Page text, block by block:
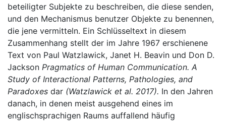
beteiligter Subjekte zu beschreiben, die diese senden,
und den Mechanismus benutzer Objekte zu benennen,
die jene vermitteln. Ein Schlüsseltext in diesem
Zusammenhang stellt der im Jahre 1967 erschienene
Text von Paul Watzlawick, Janet H. Beavin und Don D.
Jackson Pragmatics of Human Communication. A
Study of Interactional Patterns, Pathologies, and
Paradoxes dar (Watzlawick et al. 2017). In den Jahren
danach, in denen meist ausgehend eines im
englischsprachigen Raums auffallend häufig